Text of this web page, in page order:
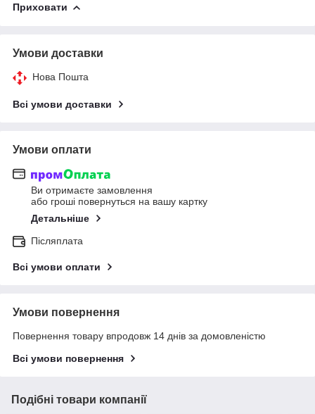
Приховати
Умови доставки
Нова Пошта
Всі умови доставки
Умови оплати
Ви отримаєте замовлення
або гроші повернуться на вашу картку
Детальніше
Післяплата
Всі умови оплати
Умови повернення
Повернення товару впродовж 14 днів за домовленістю
Всі умови повернення
Подібні товари компанії